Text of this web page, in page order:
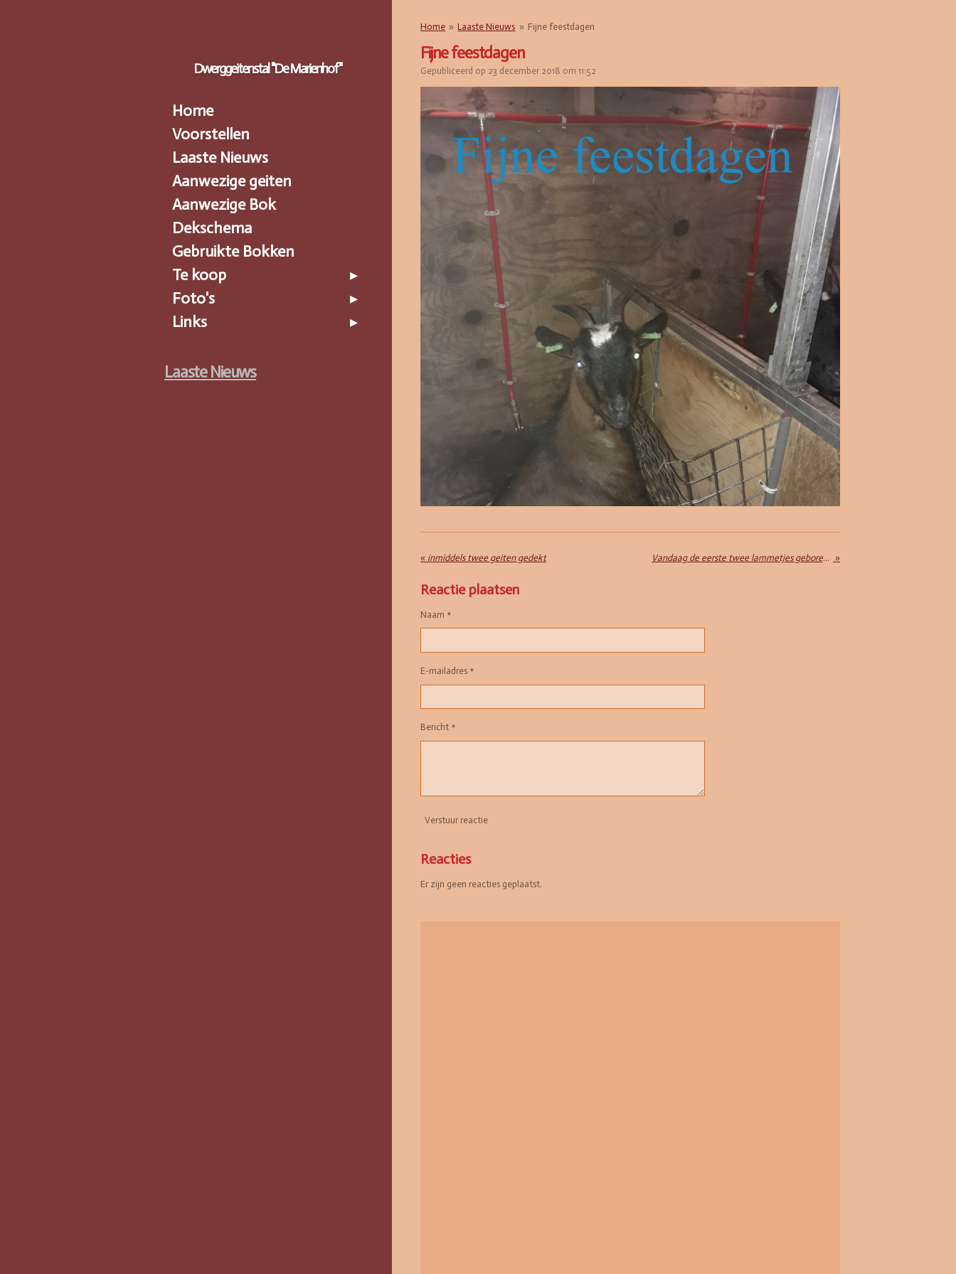
Home » Laaste Nieuws » Fijne feestdagen
Fijne feestdagen
Gepubliceerd op 23 december 2018 om 11:52
« inmiddels twee geiten gedekt Vandaag de eerste twee lammetjes geboren bij bambie »
Reactie plaatsen
Naam *
E-mailadres *
Bericht *
Verstuur reactie
Reacties
Er zijn geen reacties geplaatst.
Dwerggeitenstal "De Marienhof"
Home
Voorstellen
Laaste Nieuws
Aanwezige geiten
Aanwezige Bok
Dekschema
Gebruikte Bokken
Te koop
Foto's
Links
Laaste Nieuws